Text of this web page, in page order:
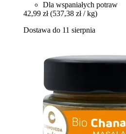
Dla wspaniałych potraw
42,99 zł (537,38 zł / kg)
Dostawa do 11 sierpnia